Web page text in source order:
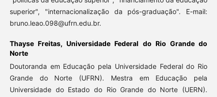
superior", "internacionalização da pós-graduação". E-mail:
bruno.leao.098@ufrn.edu.br.
Thayse Freitas,Universidade Federal do Rio Grande do
Norte
Doutoranda em Educação pela Universidade Federal do Rio
Grande do Norte (UFRN). Mestra em Educação pela
Universidade do Estado do Rio Grande do Norte (UERN).